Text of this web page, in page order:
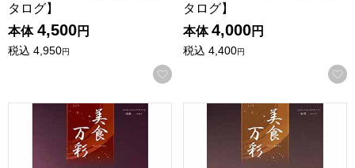
タログ】
本体 4,500円
税込 4,950円
お気に入りに登録する
タログ】
本体 4,000円
税込 4,400円
美食万彩 深緋(こきあけ)【カタログギフト】【贈りものカタ
美食万彩 榛摺(はりずり)【